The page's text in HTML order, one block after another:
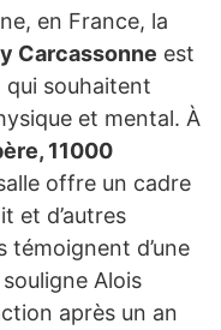
en France, la
Carcassonne est
qui souhaitent
et mental. À
11000
offre un cadre
et d’autres
d’une
Alois
après un an